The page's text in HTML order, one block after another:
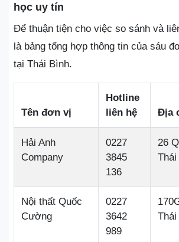
học uy tín
Để thuận tiện cho việc so sánh và
là bảng tổng hợp thông tin của sáu
tại Thái Bình.
Tên đơn vị
Hotline
liên hệ
Địa
Hải Anh
Company
0227
3845
136
26
Nội thất Quốc
Cường
0227
3642
989